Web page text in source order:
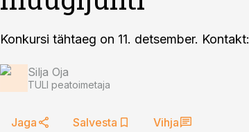
Konkursi tähtaeg on 11. detsember. Kontakt:
Silja Oja
TULI peatoimetaja
Jaga Salvesta Vihja